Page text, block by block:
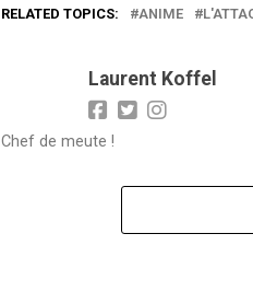
RELATED TOPICS: ANIME
Laurent Koffel
Chef de meute !